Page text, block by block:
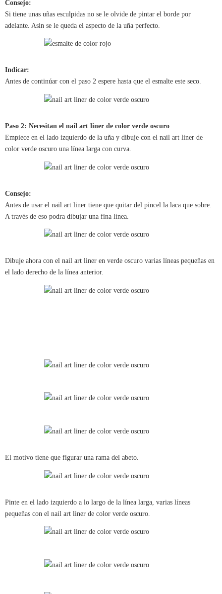
Consejo:
Si tiene unas uñas esculpidas no se le olvide de pintar el borde por
adelante. Asin se le queda el aspecto de la uña perfecto.
Indicar:
Antes de continúar con el paso 2 espere hasta que el esmalte este seco.
Paso 2: Necesitan el nail art liner de color verde oscuro
Empiece en el lado izquierdo de la uña y dibuje con el nail art liner de
color verde oscuro una línea larga con curva.
Consejo:
Antes de usar el nail art liner tiene que quitar del pincel la laca que sobre.
A través de eso podra dibujar una fina línea.
Dibuje ahora con el nail art liner en verde oscuro varias líneas pequeñas en
el lado derecho de la línea anterior.
El motivo tiene que figurar una rama del abeto.
Pinte en el lado izquierdo a lo largo de la línea larga, varias líneas
pequeñas con el nail art liner de color verde oscuro.